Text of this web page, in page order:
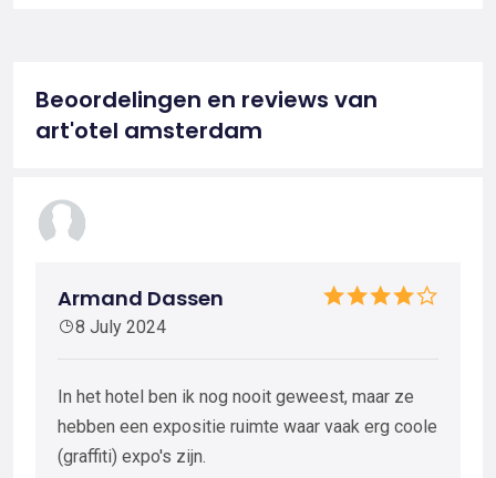
Beoordelingen en reviews van
art'otel amsterdam
Armand Dassen
8 July 2024
In het hotel ben ik nog nooit geweest, maar ze
hebben een expositie ruimte waar vaak erg coole
(graffiti) expo's zijn.